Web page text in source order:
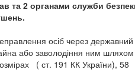
та 2 органами служби
осіб через
або заволодіння ним
( ст. 191 КК України),